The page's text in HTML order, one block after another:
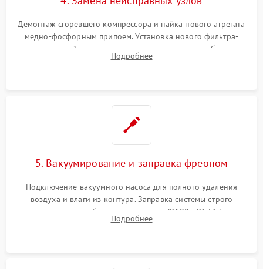
Демонтаж сгоревшего компрессора и пайка нового агрегата
медно-фосфорным припоем. Установка нового фильтра-
осушителя. Замена изношенных вентиляторов обдува,
сломанных заслонок или поврежденных дверных петель.
Подробнее
5. Вакуумирование и заправка фреоном
Подключение вакуумного насоса для полного удаления
воздуха и влаги из контура. Заправка системы строго
дозированным объемом хладагента (R600a, R134a) по
электронным весам. Контроль рабочего давления в системе.
Подробнее